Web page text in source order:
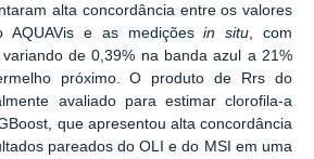
alta concordância entre os valores
AQUAVis e as mediçõesin situ , com
de 0,39% na banda azul a 21%
próximo. O produto de Rrs do
avaliado para estimar clorofila-a
que apresentou alta concordância
pareados do OLI e do MSI em uma